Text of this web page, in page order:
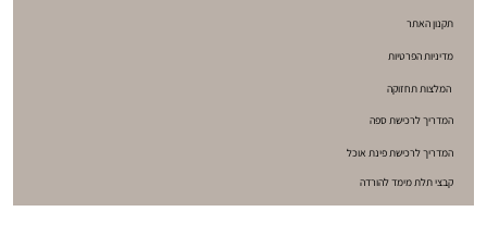
קבצי תלת מימד להורדה
מדיניות הפרטיות
המדריך לרכישת ספה
המדריך לרכישת פינת אוכל
תקנון האתר
המלצות תחזוקה